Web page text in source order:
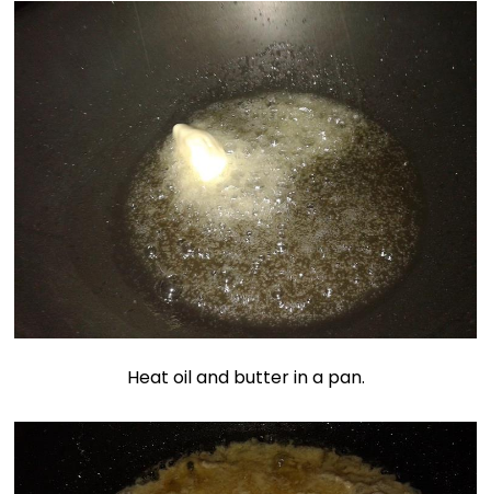
Heat oil and butter in a pan.